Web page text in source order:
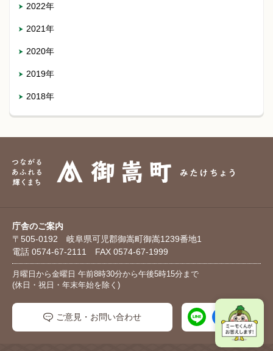
2022年
2021年
2020年
2019年
2018年
庁舎のご案内
〒505-0192 岐阜県可児郡御嵩町御嵩1239番地1
電話 0574-67-2111 FAX 0574-67-1999
月曜日から金曜日 午前8時30分から午後5時15分まで
(休日・祝日・年末年始を除く)
ご意見・お問い合わせ